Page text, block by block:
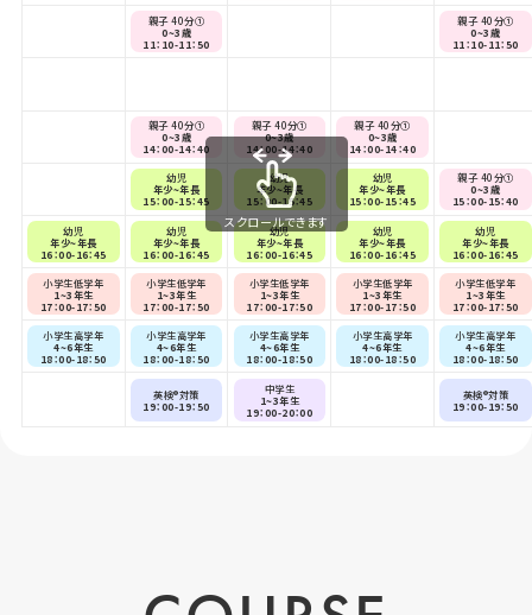
幼児
年少~年長
16：00-16：45
小学生低学年
1~3年生
17：00-17：50
小学生高学年
4~6年生
18：00-18：50
親子 40分①
0~3歳
11：10-11：50
親子 40分①
0~3歳
14：00-14：40
幼児
年少~年長
15：00-15：45
幼児
年少~年長
16：00-16：45
小学生低学年
1~3年生
17：00-17：50
小学生高学年
4~6年生
18：00-18：50
英検®対策
19：00-19：50
親子 40分①
0~3歳
14：00-14：40
幼児
年少~年長
15：00-15：45
幼児
年少~年長
16：00-16：45
小学生低学年
1~3年生
17：00-17：50
小学生高学年
4~6年生
18：00-18：50
中学生
1~3年生
19：00-20：00
親子 40分①
0~3歳
14：00-14：40
幼児
年少~年長
15：00-15：45
幼児
年少~年長
16：00-16：45
小学生低学年
1~3年生
17：00-17：50
小学生高学年
4~6年生
18：00-18：50
親子 40分①
0~3歳
11：10-11：50
親子 40分①
0~3歳
15：00-15：40
幼児
年少~年長
16：00-16：45
小学生低学年
1~3年生
17：00-17：50
小学生高学年
4~6年生
18：00-18：50
英検®対策
19：00-19：50
スクロールできます